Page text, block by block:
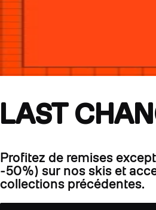
LAST
Profitez de remises
-50%) sur nos skis et
collections précédentes.